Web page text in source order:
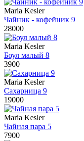
Maria Kesler
Чайник - кофейник 9
28000
Maria Kesler
Боул малый 8
3900
Maria Kesler
Сахарница 9
19000
Maria Kesler
Чайная пара 5
7900